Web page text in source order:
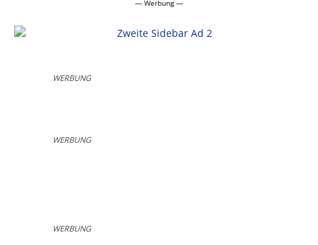
— Werbung —
WERBUNG
WERBUNG
WERBUNG